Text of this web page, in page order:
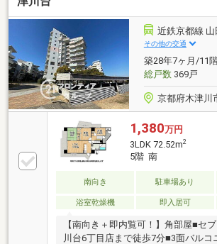
近鉄京都線
その他の交通
築28年7ヶ月/11
総戸数369戸
京都府木津川
1,380万円
3LDK 72.52m2
5階 南
南向き 駐車場あり
浴室乾燥機
即入居可
【南向き＋即内覧可！】角部屋■セ
川台6丁目店まで徒歩7分■3面バルコ